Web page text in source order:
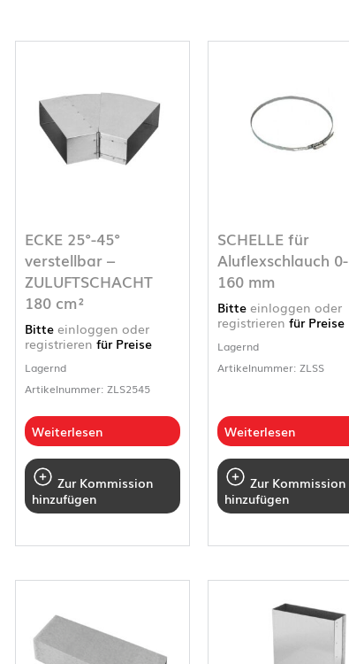
ECKE 25°-45°
verstellbar –
ZULUFTSCHACHT
180 cm²
Bitte einloggen oder
registrieren für Preise
Lagernd
Artikelnummer: ZLS2545
Weiterlesen
Zur Kommission
hinzufügen
SCHELLE für
Aluflexschlauch 0-
160 mm
Bitte einloggen oder
registrieren für Preise
Lagernd
Artikelnummer: ZLSS
Weiterlesen
Zur Kommission
hinzufügen